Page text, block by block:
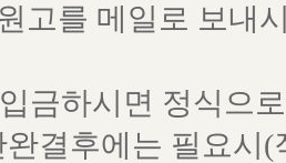
고를 메일로 보내
금하시면 정식으
결후에는 필요시